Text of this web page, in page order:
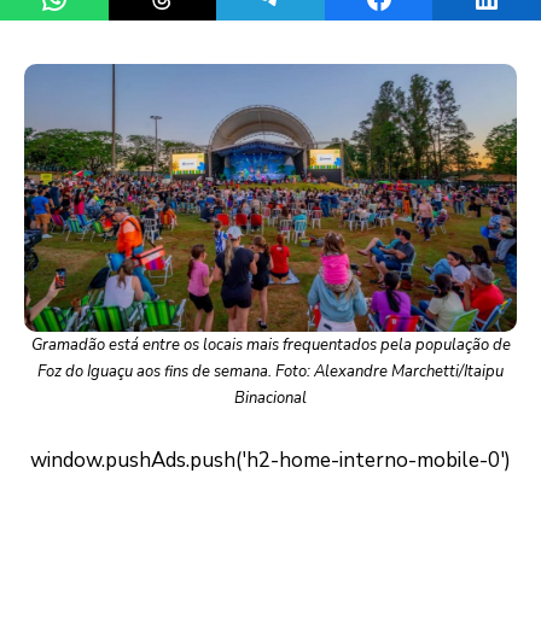
Gramadão está entre os locais mais frequentados pela população de
Foz do Iguaçu aos fins de semana. Foto: Alexandre Marchetti/Itaipu
Binacional